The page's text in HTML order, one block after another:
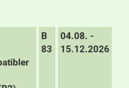
B
83
04.08. -
15.12.2026